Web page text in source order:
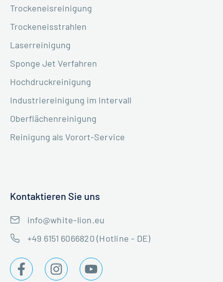
Trockeneisreinigung
Trockeneisstrahlen
Laserreinigung
Sponge Jet Verfahren
Hochdruckreinigung
Industriereinigung im Intervall
Oberflächenreinigung
Reinigung als Vorort-Service
Kontaktieren Sie uns
info@white-lion.eu
+49 6151 6066820 (Hotline - DE)